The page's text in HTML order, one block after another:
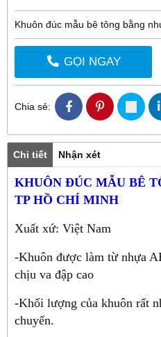
Khuôn đúc mẫu bê tông bằng
GỌI NGAY
Chia sẻ:
Chi tiết Nhận xét
KHUÔN ĐÚC MẪU BÊ
TP HỒ CHÍ MINH
Xuất xứ: Việt Nam
-Khuôn được làm từ nhựa
chịu va đập cao
-Khối lượng của khuôn rất
chuyển.